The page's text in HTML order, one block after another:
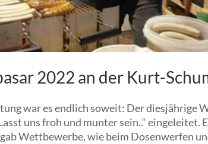
2022 an der Kurt-
war es endlich soweit: Der diesjährige
uns froh und munter sein..“ eingeleitet.
gab Wettbewerbe, wie beim Dosenwerfen